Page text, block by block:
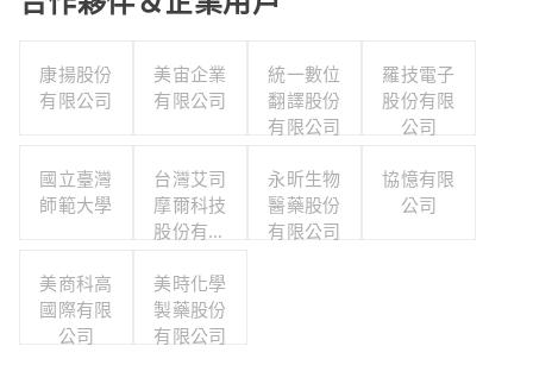
康揚股份
有限公司
美宙企業
有限公司
統一數位
翻譯股份
有限公司
羅技電子
股份有限
公司
國立臺灣
師範大學
台灣艾司
摩爾科技
股份有限
永昕生物
醫藥股份
有限公司
協憶有限
公司
美商科高
國際有限
公司
美時化學
製藥股份
有限公司